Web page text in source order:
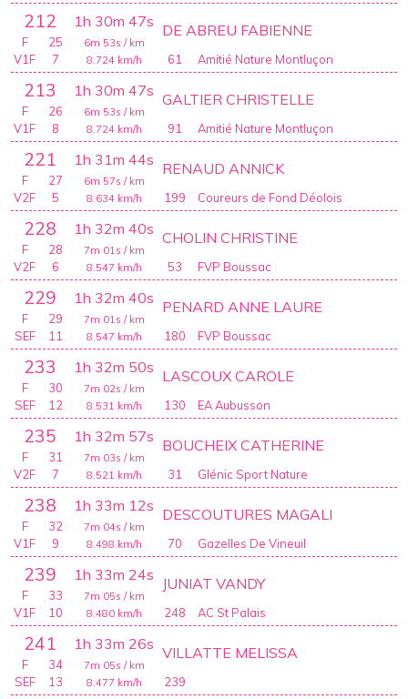
212 1h 30m 47s
61
DE ABREU FABIENNE
6m 53s / km
8.724 km/h
F
25
V1F
7 Amitié Nature Montluçon
213 1h 30m 47s
91
GALTIER CHRISTELLE
6m 53s / km
8.724 km/h
F
26
V1F
8 Amitié Nature Montluçon
221 1h 31m 44s
199
RENAUD ANNICK
6m 57s / km
8.634 km/h
F
27
V2F
5 Coureurs de Fond Déolois
228 1h 32m 40s
53
CHOLIN CHRISTINE
7m 01s / km
8.547 km/h
F
28
V2F
6 FVP Boussac
229 1h 32m 40s
180
PENARD ANNE LAURE
7m 01s / km
8.547 km/h
F
29
SEF
11 FVP Boussac
233 1h 32m 50s
130
LASCOUX CAROLE
7m 02s / km
8.531 km/h
F
30
SEF
12 EA Aubusson
235 1h 32m 57s
31
BOUCHEIX CATHERINE
7m 03s / km
8.521 km/h
F
31
V2F
7 Glénic Sport Nature
238 1h 33m 12s
70
DESCOUTURES MAGALI
7m 04s / km
8.498 km/h
F
32
V1F
9 Gazelles De Vineuil
239 1h 33m 24s
248
JUNIAT VANDY
7m 05s / km
8.480 km/h
F
33
V1F
10 AC St Palais
241 1h 33m 26s
239
VILLATTE MELISSA
7m 05s / km
8.477 km/h
F
34
SEF
13